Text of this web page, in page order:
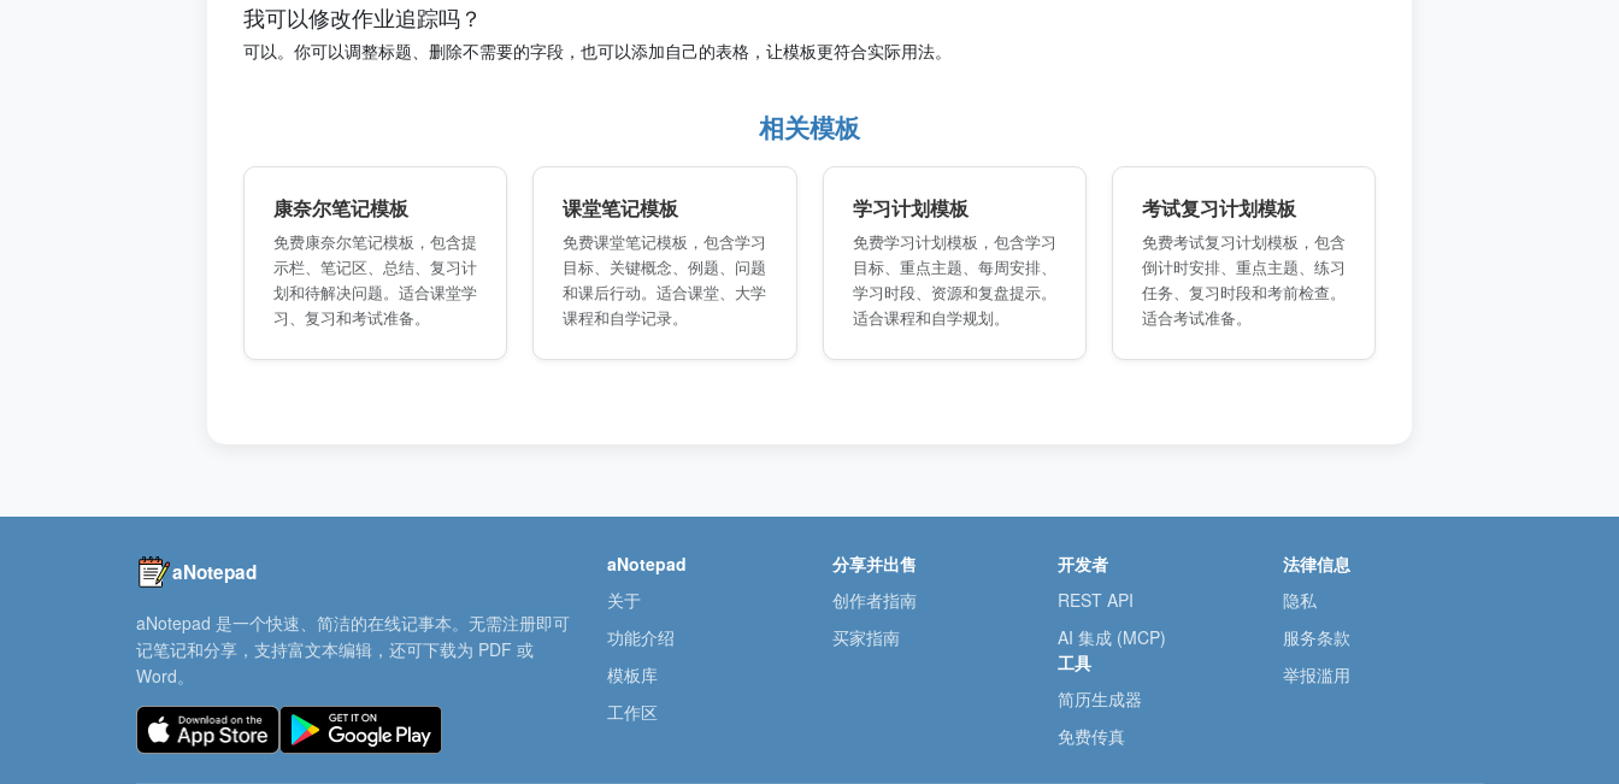
我可以修改作业追踪吗？
可以。你可以调整标题、删除不需要的字段，也可以添加自己的表格，让模板更符合实际用法。
相关模板
康奈尔笔记模板
免费康奈尔笔记模板，包含提
示栏、笔记区、总结、复习计
划和待解决问题。适合课堂学
习、复习和考试准备。
课堂笔记模板
免费课堂笔记模板，包含学习
目标、关键概念、例题、问题
和课后行动。适合课堂、大学
课程和自学记录。
学习计划模板
免费学习计划模板，包含学习
目标、重点主题、每周安排、
学习时段、资源和复盘提示。
适合课程和自学规划。
考试复习计划模板
免费考试复习计划模板，包含
倒计时安排、重点主题、练习
任务、复习时段和考前检查。
适合考试准备。
aNotepad
aNotepad 是一个快速、简洁的在线记事本。无需注册即可
记笔记和分享，支持富文本编辑，还可下载为 PDF 或
Word。
aNotepad
关于
功能介绍
模板库
工作区
分享并出售
创作者指南
买家指南
开发者
REST API
AI 集成 (MCP)
工具
简历生成器
免费传真
法律信息
隐私
服务条款
举报滥用